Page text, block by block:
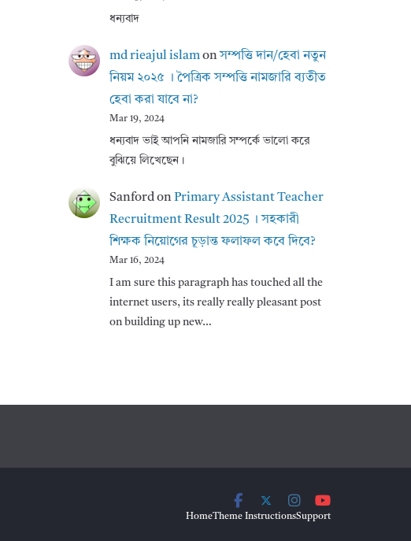
ধন্যবাদ
md rieajul islamonসম্পত্তি দান/হেবা নতুন
নিয়ম ২০২৫ । পৈত্রিক সম্পত্তি নামজারি ব্যতীত
হেবা করা যাবে না?
Mar 19, 2024
ধন্যবাদ ভাই আপনি নামজারি সম্পর্কে ভালো করে
বুঝিয়ে লিখেছেন।
SanfordonPrimary Assistant Teacher
Recruitment Result 2025 । সহকারী
শিক্ষক নিয়োগের চূড়ান্ত ফলাফল কবে দিবে?
Mar 16, 2024
I am sure this paragraph has touched all the
internet users, its really really pleasant post
on building up new…
HomeTheme InstructionsSupport